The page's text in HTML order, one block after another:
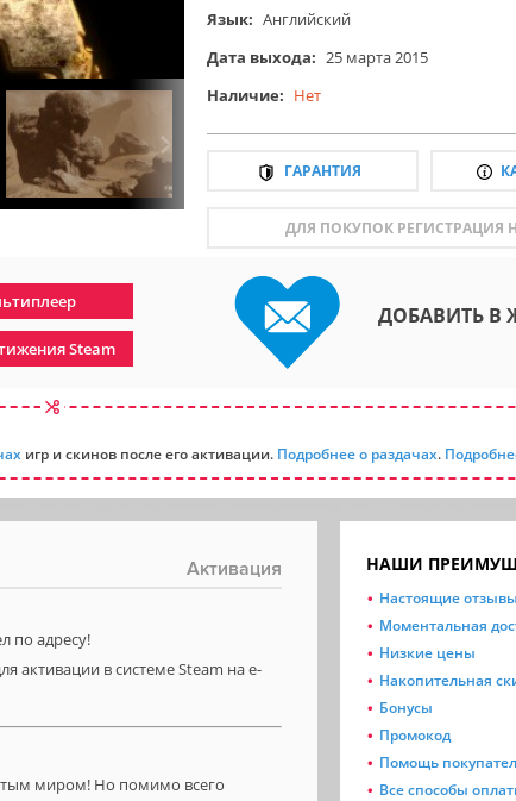
Язык: Английский
Дата выхода: 25 марта 2015
Наличие: Нет
ГАРАНТИЯ
ДЛЯ ПОКУПОК РЕГИСТРАЦИЯ
Steam
ДОБАВИТЬ В
игр и скинов после его активации. Подробнее о раздачах.
Активация
по адресу!
активации в системе Steam на e-
миром! Но помимо всего
НАШИ
Настоящие отзывы
Моментальная
Низкие цены
Накопительная
Бонусы
Промокод
Помощь
Все способы